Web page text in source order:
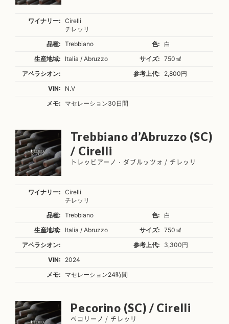
ワイナリー:
Cirelli
チレッリ
品種:
Trebbiano 色:
白
生産地域:
Italia / Abruzzo サイズ:
750㎖
アペラシオン:
参考上代:
2,800円
VIN:
N.V
メモ:
マセレーション30日間
Trebbiano d’Abruzzo (SC)
/ Cirelli
トレッビアーノ・ダブルッツォ / チレッリ
ワイナリー:
Cirelli
チレッリ
品種:
Trebbiano 色:
白
生産地域:
Italia / Abruzzo サイズ:
750㎖
アペラシオン:
参考上代:
3,300円
VIN:
2024
メモ:
マセレーション24時間
Pecorino (SC) / Cirelli
ペコリーノ / チレッリ